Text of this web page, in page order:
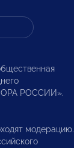
РОССИИ».
модерацию.